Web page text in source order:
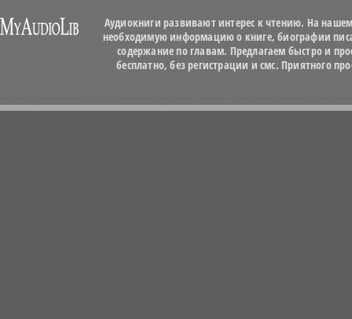
Аудиокниги развивают интерес к чтению. На
необходимую информацию о книге, биографии
содержание по главам. Предлагаем быстро и
бесплатно, без регистрации и смс. Приятного